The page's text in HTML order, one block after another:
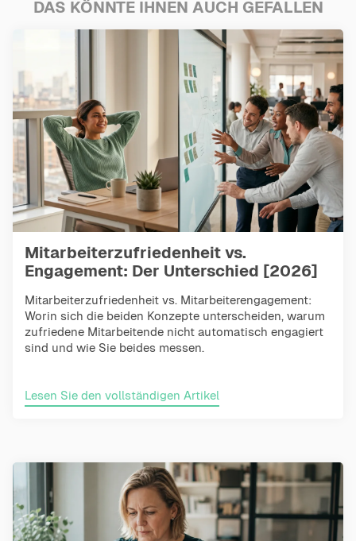
DAS KÖNNTE IHNEN AUCH GEFALLEN
Mitarbeiterzufriedenheit vs.
Engagement: Der Unterschied [2026]
Mitarbeiterzufriedenheit vs. Mitarbeiterengagement:
Worin sich die beiden Konzepte unterscheiden, warum
zufriedene Mitarbeitende nicht automatisch engagiert
sind und wie Sie beides messen.
Lesen Sie den vollständigen Artikel